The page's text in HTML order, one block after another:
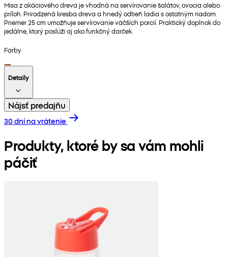
Misa z akáciového dreva je vhodná na servírovanie šalátov, ovocia alebo
príloh. Prirodzená kresba dreva a hnedý odtieň ladia s ostatným riadom.
Priemer 25 cm umožňuje servírovanie väčších porcií. Praktický doplnok do
jedálne, ktorý poslúži aj ako funkčný darček.
Farby
Detaily
Nájsť predajňu
30 dní na vrátenie
Produkty, ktoré by sa vám mohli
páčiť